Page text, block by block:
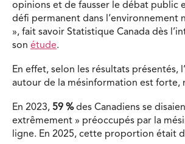
opinions et de fausser le débat public
défi permanent dans l’environnement
», fait savoir Statistique Canada dès
son étude.
En effet, selon les résultats présentés,
autour de la mésinformation est forte,
En 2023, 59 %des Canadiens se
extrêmement » préoccupés par la
ligne. En 2025, cette proportion était